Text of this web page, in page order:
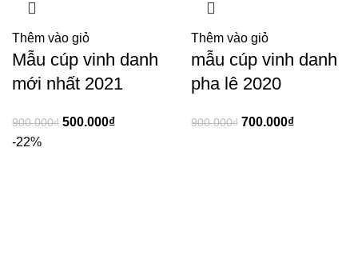
Thêm vào giỏ
Mẫu cúp vinh danh
mới nhất 2021
900.000₫ 500.000₫
Thêm vào giỏ
mẫu cúp vinh danh
pha lê 2020
900.000₫ 700.000₫
-22%